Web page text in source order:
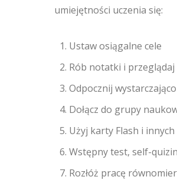
umiejętności uczenia się:
Ustaw osiągalne cele
Rób notatki i
Odpocznij wystarczająco
Dołącz do grupy
Użyj karty Flash i
Wstępny test, self-
Rozłóż pracę